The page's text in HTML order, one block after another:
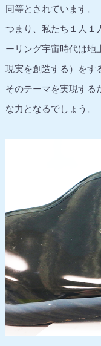
同等とされています。
つまり、私たち１人１
ーリング宇宙時代は地
現実を創造する）をす
そのテーマを実現する
な力となるでしょう。